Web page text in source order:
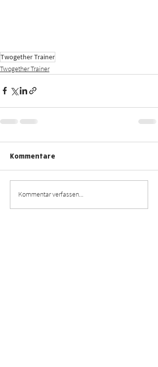
Twogether Trainer
Twogether Trainer
Kommentare
Kommentar verfassen...